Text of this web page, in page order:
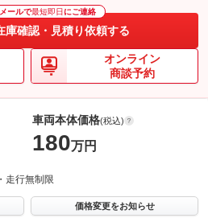
ールで最短即日 にご連絡
庫確認・見積り依頼する
オンライン
商談予約
車両本体価格(税込)
180万円
走行無制限
価格変更をお知らせ